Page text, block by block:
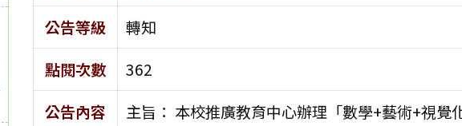
公告等級
轉知
點閱次數
362
公告內容
主旨： 本校推廣教育中心辦理「數學+藝術+視